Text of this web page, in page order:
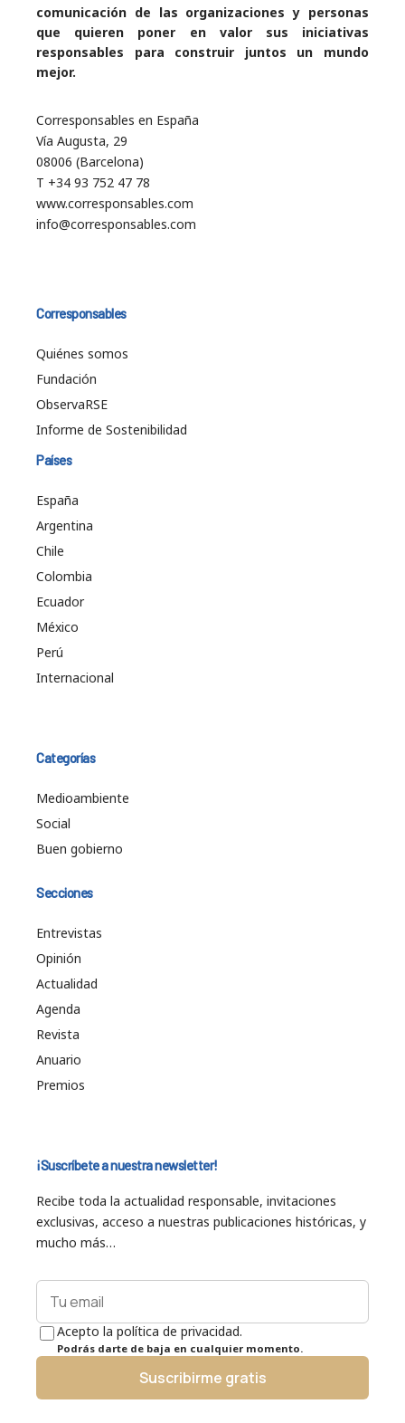
comunicación de las organizaciones y personas
que quieren poner en valor sus iniciativas
responsables para construir juntos un mundo
mejor.
Corresponsables en España
Vía Augusta, 29
08006 (Barcelona)
T +34 93 752 47 78
www.corresponsables.com
info@corresponsables.com
Corresponsables
Quiénes somos
Fundación
ObservaRSE
Informe de Sostenibilidad
Países
España
Argentina
Chile
Colombia
Ecuador
México
Perú
Internacional
Categorías
Medioambiente
Social
Buen gobierno
Secciones
Entrevistas
Opinión
Actualidad
Agenda
Revista
Anuario
Premios
¡Suscríbete a nuestra newsletter!
Recibe toda la actualidad responsable, invitaciones
exclusivas, acceso a nuestras publicaciones históricas, y
mucho más…
Acepto la política de privacidad.
Podrás darte de baja en cualquier momento.
Suscribirme gratis